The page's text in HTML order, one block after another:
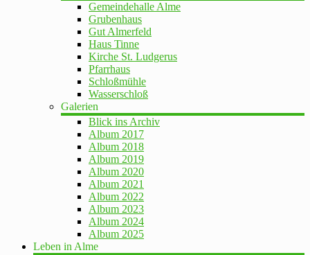
Gemeindehalle Alme
Grubenhaus
Gut Almerfeld
Haus Tinne
Kirche St. Ludgerus
Pfarrhaus
Schloßmühle
Wasserschloß
Galerien
Blick ins Archiv
Album 2017
Album 2018
Album 2019
Album 2020
Album 2021
Album 2022
Album 2023
Album 2024
Album 2025
Leben in Alme